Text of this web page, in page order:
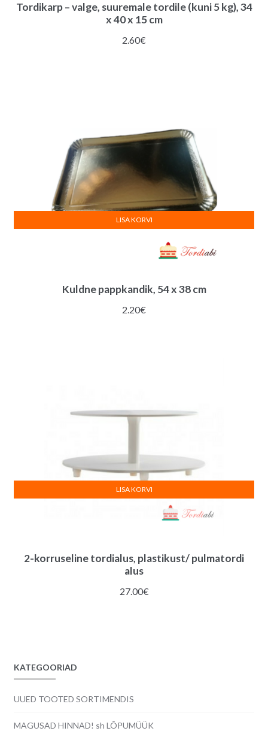
Tordikarp – valge, suuremale tordile (kuni 5 kg), 34
x 40 x 15 cm
2.60€
Kuldne pappkandik, 54 x 38 cm
2.20€
LISA KORVI
2-korruseline tordialus, plastikust/ pulmatordi
alus
27.00€
LISA KORVI
KATEGOORIAD
UUED TOOTED SORTIMENDIS
MAGUSAD HINNAD! sh LÕPUMÜÜK